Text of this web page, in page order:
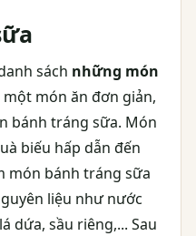
sách những món
một món ăn đơn giản,
bánh tráng sữa. Món
biếu hấp dẫn đến
món bánh tráng sữa
liệu như nước
dứa, sầu riêng,... Sau